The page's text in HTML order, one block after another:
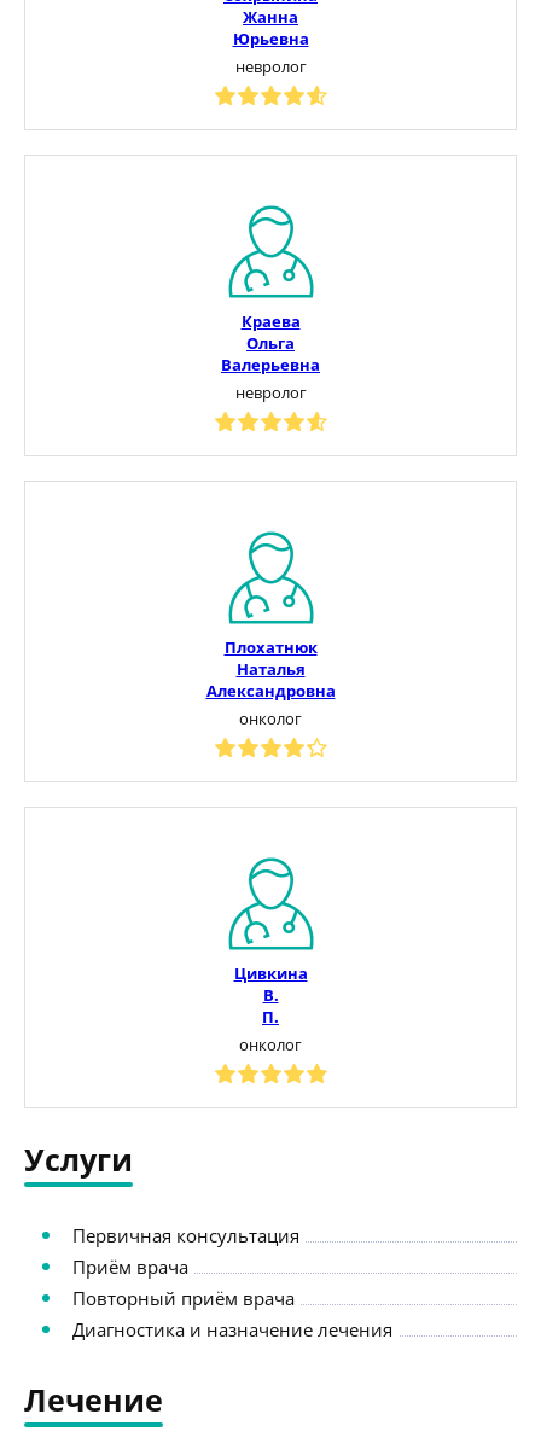
Жанна
Юрьевна
невролог
Краева
Ольга
Валерьевна
невролог
Плохатнюк
Наталья
Александровна
онколог
Цивкина
В.
П.
онколог
Услуги
Первичная консультация
Приём врача
Повторный приём врача
Диагностика и назначение лечения
Лечение